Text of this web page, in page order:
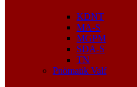
KDNT
MA-S
MGPM
SDA-S
TN
Pnömatik Valf